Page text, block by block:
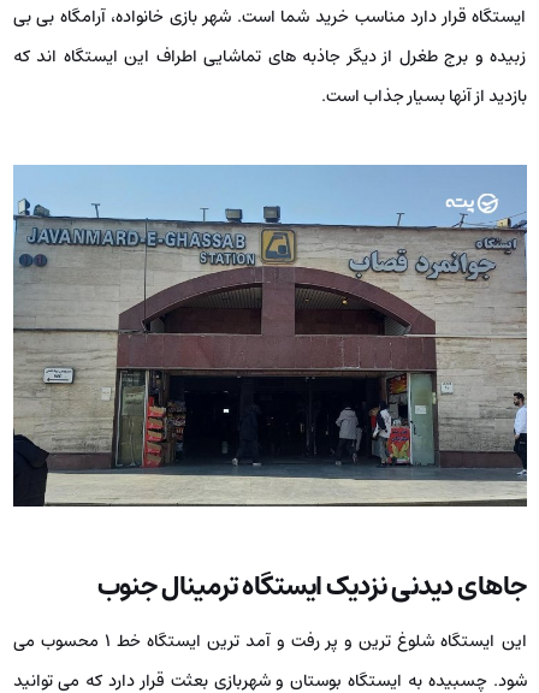
ایستگاه قرار دارد مناسب خرید شما است. شهر بازی خانواده، آرامگاه بی بی
زبیده و برج طغرل از دیگر جاذبه های تماشایی اطراف این ایستگاه اند که
بازدید از آنها بسیار جذاب است.
جاهای دیدنی نزدیک ایستگاه ترمینال جنوب
این ایستگاه شلوغ ترین و پر رفت و آمد ترین ایستگاه خط ۱ محسوب می
شود. چسبیده به ایستگاه بوستان و شهربازی بعثت قرار دارد که می توانید